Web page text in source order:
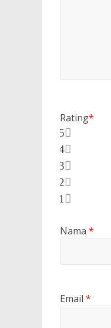
Rating*
5
4
3
2
1
Nama *
Email *